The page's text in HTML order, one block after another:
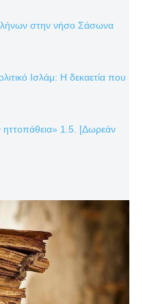
στην νήσο Σάσωνα
Ισλάμ: Η δεκαετία που
ηττοπάθεια» 1.5. [Δωρεάν